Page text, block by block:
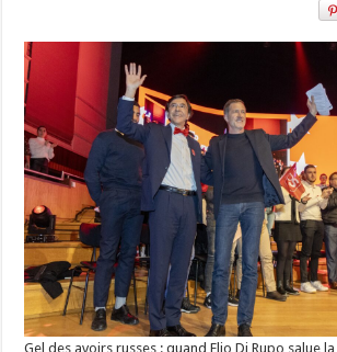
Gel des avoirs russes : quand Elio Di Rupo salue